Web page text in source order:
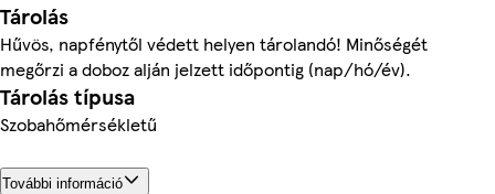
Tárolás
Hűvös, napfénytől védett helyen tárolandó! Minőségét
megőrzi a doboz alján jelzett időpontig (nap/hó/év).
Tárolás típusa
Szobahőmérsékletű
További információ